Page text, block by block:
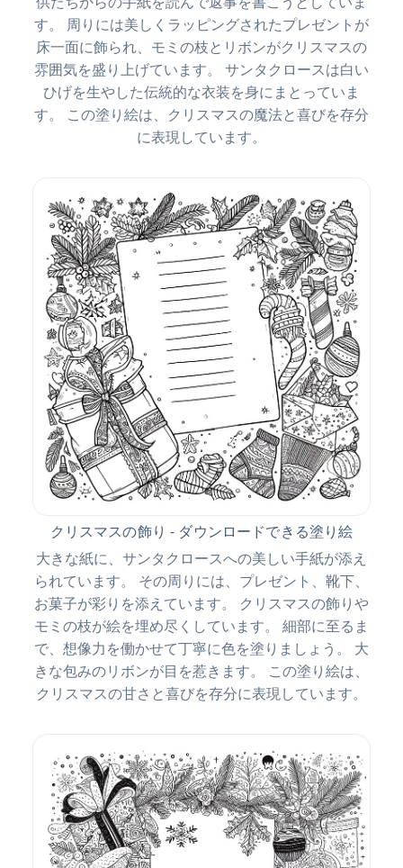
す。 周りには美しくラッピングされたプレゼントが
床一面に飾られ、モミの枝とリボンがクリスマスの
雰囲気を盛り上げています。 サンタクロースは白い
ひげを生やした伝統的な衣装を身にまとっていま
す。 この塗り絵は、クリスマスの魔法と喜びを存分
に表現しています。
クリスマスの飾り - ダウンロードできる塗り絵
大きな紙に、サンタクロースへの美しい手紙が添え
られています。 その周りには、プレゼント、靴下、
お菓子が彩りを添えています。 クリスマスの飾りや
モミの枝が絵を埋め尽くしています。 細部に至るま
で、想像力を働かせて丁寧に色を塗りましょう。 大
きな包みのリボンが目を惹きます。 この塗り絵は、
クリスマスの甘さと喜びを存分に表現しています。